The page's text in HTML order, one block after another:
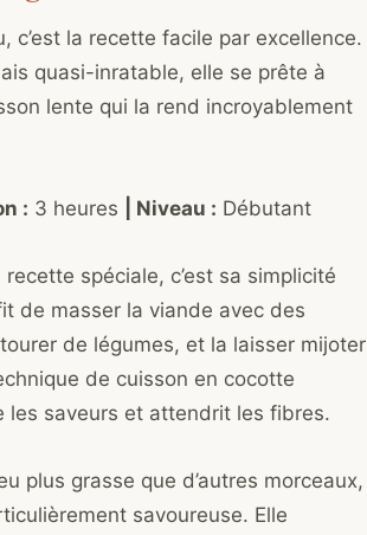
c’est la recette facile par excellence.
quasi-inratable, elle se prête à
lente qui la rend incroyablement
: 3 heures | Niveau : Débutant
spéciale, c’est sa simplicité
de masser la viande avec des
de légumes, et la laisser mijoter
de cuisson en cocotte
les saveurs et attendrit les fibres.
plus grasse que d’autres morceaux,
savoureuse. Elle